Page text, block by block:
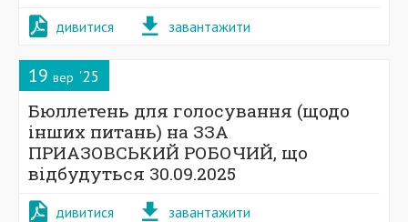
дивитися завантажити
19 вер '25
Бюллетень для голосування (щодо
інших питань) на ЗЗА
ПРИАЗОВСЬКИЙ РОБОЧИЙ, що
відбудуться 30.09.2025
дивитися завантажити